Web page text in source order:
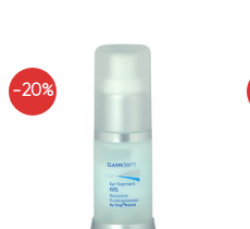
-20%